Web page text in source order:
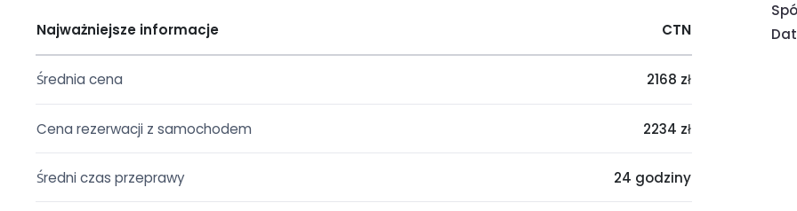
Najważniejsze informacje CTN
Średnia cena 2168 zł
Cena rezerwacji z samochodem 2234 zł
Średni czas przeprawy 24 godziny